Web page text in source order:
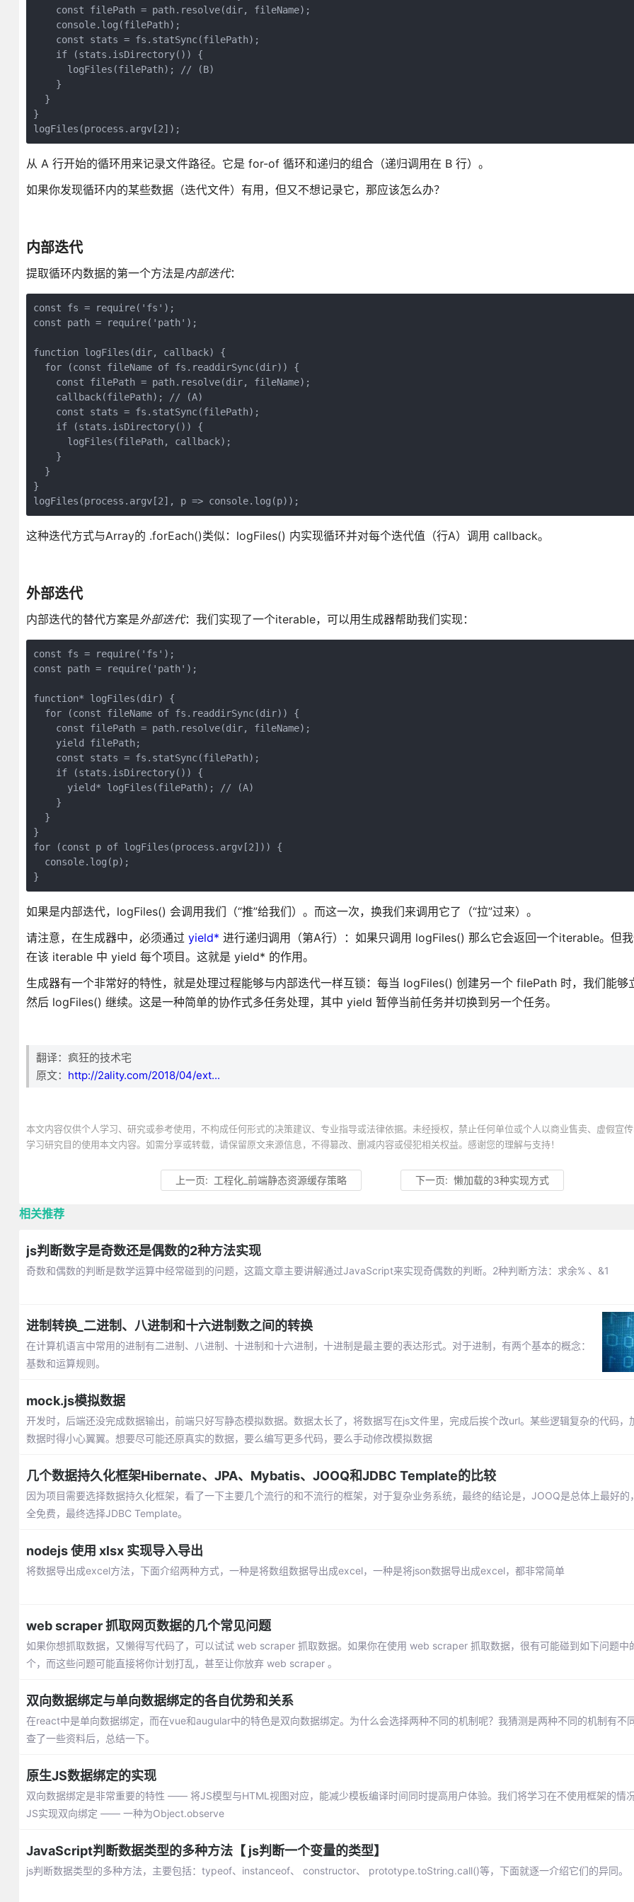
    const filePath = path.resolve(dir, fileName);
    console.log(filePath);
    const stats = fs.statSync(filePath);
    if (stats.isDirectory()) {
      logFiles(filePath); // (B)
    }
  }
}
logFiles(process.argv[2]);
从 A 行开始的循环用来记录文件路径。它是 for-of 循环和递归的组合（递归调用在 B 行）。
如果你发现循环内的某些数据（迭代文件）有用，但又不想记录它，那应该怎么办？
内部迭代
提取循环内数据的第一个方法是内部迭代：
const fs = require('fs');
const path = require('path');
function logFiles(dir, callback) {
  for (const fileName of fs.readdirSync(dir)) {
    const filePath = path.resolve(dir, fileName);
    callback(filePath); // (A)
    const stats = fs.statSync(filePath);
    if (stats.isDirectory()) {
      logFiles(filePath, callback);
    }
  }
}
logFiles(process.argv[2], p => console.log(p));
这种迭代方式与Array的 .forEach()类似：logFiles() 内实现循环并对每个迭代值（行A）调用 callback。
外部迭代
内部迭代的替代方案是外部迭代：我们实现了一个iterable，可以用生成器帮助我们实现：
const fs = require('fs');
const path = require('path');
function* logFiles(dir) {
  for (const fileName of fs.readdirSync(dir)) {
    const filePath = path.resolve(dir, fileName);
    yield filePath;
    const stats = fs.statSync(filePath);
    if (stats.isDirectory()) {
      yield* logFiles(filePath); // (A)
    }
  }
}
for (const p of logFiles(process.argv[2])) {
  console.log(p);
}
如果是内部迭代，logFiles() 会调用我们（“推”给我们）。而这一次，换我们来调用它了（“拉”过来）。
请注意，在生成器中，必须通过 yield* 进行递归调用（第A行）：如果只调用 logFiles() 那么它会返回一个iterable。但
在该 iterable 中 yield 每个项目。这就是 yield* 的作用。
生成器有一个非常好的特性，就是处理过程能够与内部迭代一样互锁：每当 logFiles() 创建另一个 filePath 时，我们能够
然后 logFiles() 继续。这是一种简单的协作式多任务处理，其中 yield 暂停当前任务并切换到另一个任务。
翻译：疯狂的技术宅
原文： http://2ality.com/2018/04/ext...
本文内容仅供个人学习、研究或参考使用，不构成任何形式的决策建议、专业指导或法律依据。未经授权，禁止任何单位或个人以商业售卖、虚假宣
学习研究目的使用本文内容。如需分享或转载，请保留原文来源信息，不得篡改、删减内容或侵犯相关权益。感谢您的理解与支持！
上一页: 工程化_前端静态资源缓存策略 下一页: 懒加载的3种实现方式
相关推荐
js判断数字是奇数还是偶数的2种方法实现
奇数和偶数的判断是数学运算中经常碰到的问题，这篇文章主要讲解通过JavaScript来实现奇偶数的判断。2种判断方法：求余% 、&1
进制转换_二进制、八进制和十六进制数之间的转换
在计算机语言中常用的进制有二进制、八进制、十进制和十六进制，十进制是最主要的表达形式。对于进制，有两个基本的概念：
基数和运算规则。
mock.js模拟数据
开发时，后端还没完成数据输出，前端只好写静态模拟数据。数据太长了，将数据写在js文件里，完成后挨个改url。某些逻辑复杂的代码，
数据时得小心翼翼。想要尽可能还原真实的数据，要么编写更多代码，要么手动修改模拟数据
几个数据持久化框架Hibernate、JPA、Mybatis、JOOQ和JDBC Template的比较
因为项目需要选择数据持久化框架，看了一下主要几个流行的和不流行的框架，对于复杂业务系统，最终的结论是，JOOQ是总体上最好的
全免费，最终选择JDBC Template。
nodejs 使用 xlsx 实现导入导出
将数据导出成excel方法，下面介绍两种方式，一种是将数组数据导出成excel，一种是将json数据导出成excel，都非常简单
web scraper 抓取网页数据的几个常见问题
如果你想抓取数据，又懒得写代码了，可以试试 web scraper 抓取数据。如果你在使用 web scraper 抓取数据，很有可能碰到如下问题中
个，而这些问题可能直接将你计划打乱，甚至让你放弃 web scraper 。
双向数据绑定与单向数据绑定的各自优势和关系
在react中是单向数据绑定，而在vue和augular中的特色是双向数据绑定。为什么会选择两种不同的机制呢？我猜测是两种不同的机制有不
查了一些资料后，总结一下。
原生JS数据绑定的实现
双向数据绑定是非常重要的特性 —— 将JS模型与HTML视图对应，能减少模板编译时间同时提高用户体验。我们将学习在不使用框架的情
JS实现双向绑定 —— 一种为Object.observe
JavaScript判断数据类型的多种方法【 js判断一个变量的类型】
js判断数据类型的多种方法，主要包括：typeof、instanceof、 constructor、 prototype.toString.call()等，下面就逐一介绍它们的异同。